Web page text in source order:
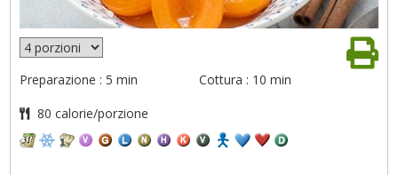
Preparazione : 5 min Cottura : 10 min
80 calorie/porzione